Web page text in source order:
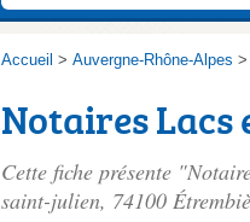
Accueil > Auvergne-Rhône-Alpes >
Notaires Lacs
Cette fiche présente
saint-julien, 74100